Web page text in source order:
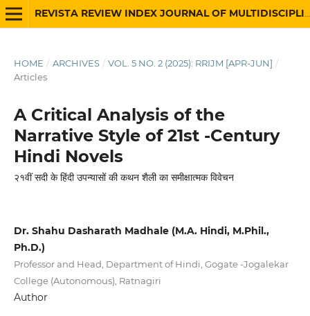
HOME / ARCHIVES / VOL. 5 NO. 2 (2025): RRIJM [APR-JUN] /
Articles
A Critical Analysis of the
Narrative Style of 21st -Century
Hindi Novels
२१वीं सदी के हिंदी उपन्यासों की कथन शैली का समीक्षात्मक विवेचन
Dr. Shahu Dasharath Madhale (M.A. Hindi, M.Phil.,
Ph.D.)
Professor and Head, Department of Hindi, Gogate -Jogalekar
College (Autonomous), Ratnagiri
Author